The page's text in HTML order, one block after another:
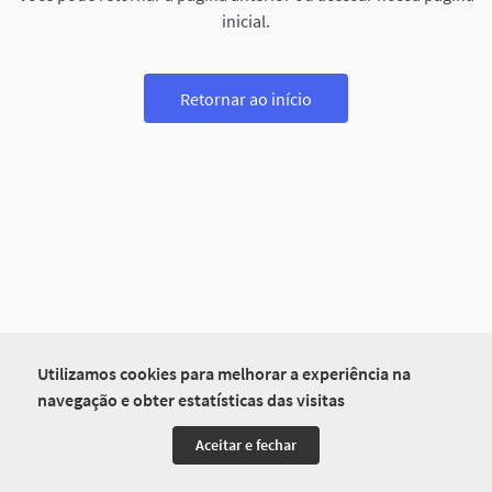
Utilizamos cookies para melhorar a experiência na
navegação e obter estatísticas das visitas
Aceitar e fechar
inicial.
Retornar ao início